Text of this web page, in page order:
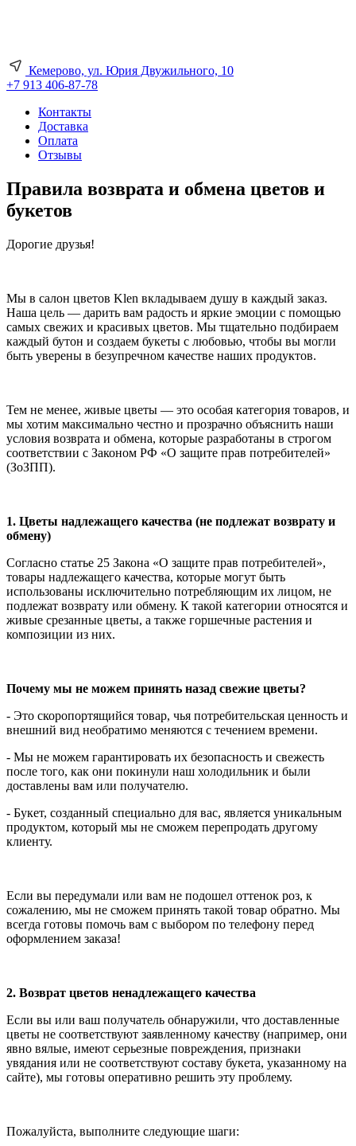
Кемерово, ул. Юрия Двужильного, 10
+7 913 406-87-78
Контакты
Доставка
Оплата
Отзывы
Правила возврата и обмена цветов и
букетов
Дорогие друзья!
Мы в салон цветов Klen вкладываем душу в каждый заказ.
Наша цель — дарить вам радость и яркие эмоции с помощью
самых свежих и красивых цветов. Мы тщательно подбираем
каждый бутон и создаем букеты с любовью, чтобы вы могли
быть уверены в безупречном качестве наших продуктов.
Тем не менее, живые цветы — это особая категория товаров, и
мы хотим максимально честно и прозрачно объяснить наши
условия возврата и обмена, которые разработаны в строгом
соответствии с Законом РФ «О защите прав потребителей»
(ЗоЗПП).
1. Цветы надлежащего качества (не подлежат возврату и
обмену)
Согласно статье 25 Закона «О защите прав потребителей»,
товары надлежащего качества, которые могут быть
использованы исключительно потребляющим их лицом, не
подлежат возврату или обмену. К такой категории относятся и
живые срезанные цветы, а также горшечные растения и
композиции из них.
Почему мы не можем принять назад свежие цветы?
- Это скоропортящийся товар, чья потребительская ценность и
внешний вид необратимо меняются с течением времени.
- Мы не можем гарантировать их безопасность и свежесть
после того, как они покинули наш холодильник и были
доставлены вам или получателю.
- Букет, созданный специально для вас, является уникальным
продуктом, который мы не сможем перепродать другому
клиенту.
Если вы передумали или вам не подошел оттенок роз, к
сожалению, мы не сможем принять такой товар обратно. Мы
всегда готовы помочь вам с выбором по телефону перед
оформлением заказа!
2. Возврат цветов ненадлежащего качества
Если вы или ваш получатель обнаружили, что доставленные
цветы не соответствуют заявленному качеству (например, они
явно вялые, имеют серьезные повреждения, признаки
увядания или не соответствуют составу букета, указанному на
сайте), мы готовы оперативно решить эту проблему.
Пожалуйста, выполните следующие шаги: